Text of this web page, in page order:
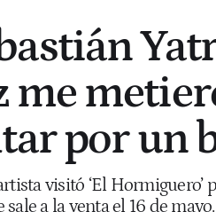
me
por un
visitó ‘El Hormiguero’
sale a la venta el 16 de mayo.